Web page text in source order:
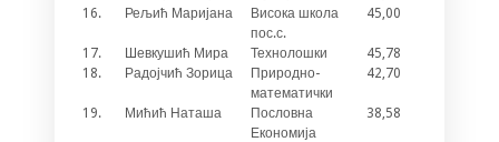
16.
Рељић Маријана
Висока школа
пос.с.
45,00
17. Шевкушић Мира Технолошки 45,78
18.
Радојчић Зорица
Природно-
математички
42,70
19. Мићић Наташа
Пословна
Економија
38,58